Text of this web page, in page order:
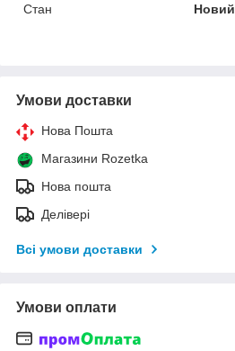
Стан
Новий
Умови доставки
Нова Пошта
Магазини Rozetka
Нова пошта
Делівері
Всі умови доставки
Умови оплати